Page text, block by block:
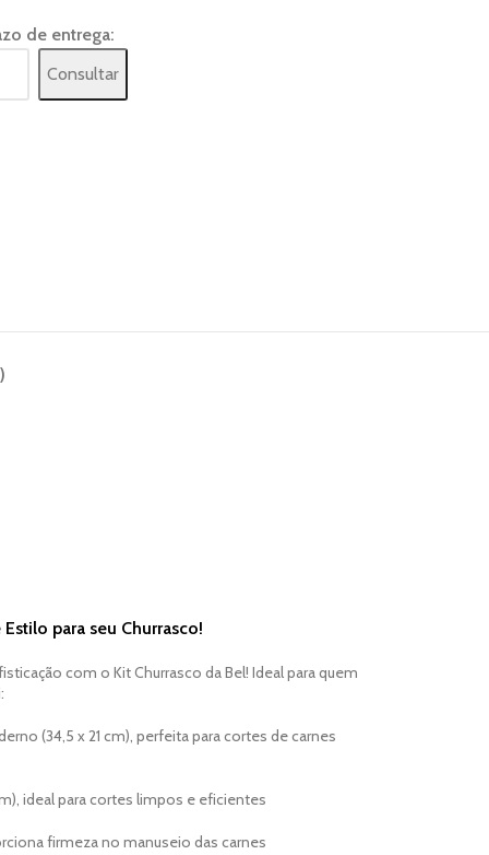
de entrega:
Consultar
para seu Churrasco!
com o Kit Churrasco da Bel! Ideal para quem
(34,5 x 21 cm), perfeita para cortes de carnes
ideal para cortes limpos e eficientes
firmeza no manuseio das carnes